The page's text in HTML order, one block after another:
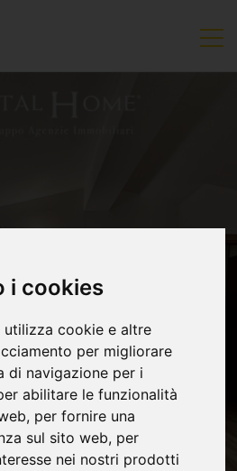
i cookies
utilizza cookie e altre
per migliorare
di navigazione per i
abilitare le funzionalità
, per fornire una
sul sito web, per
nei nostri prodotti